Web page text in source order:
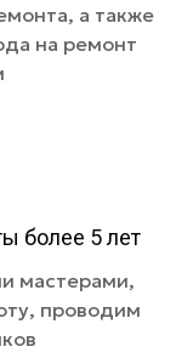
а также
на ремонт
более 5 лет
мастерами,
проводим